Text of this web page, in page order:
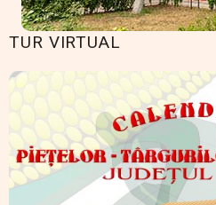
TUR VIRTUAL